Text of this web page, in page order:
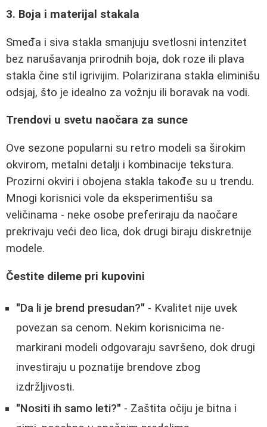
3. Boja i materijal stakala
Smeđa i siva stakla smanjuju svetlosni intenzitet
bez narušavanja prirodnih boja, dok roze ili plava
stakla čine stil igrivijim. Polarizirana stakla eliminišu
odsjaj, što je idealno za vožnju ili boravak na vodi.
Trendovi u svetu naočara za sunce
Ove sezone popularni su retro modeli sa širokim
okvirom, metalni detalji i kombinacije tekstura.
Prozirni okviri i obojena stakla takođe su u trendu.
Mnogi korisnici vole da eksperimentišu sa
veličinama - neke osobe preferiraju da naočare
prekrivaju veći deo lica, dok drugi biraju diskretnije
modele.
Čestite dileme pri kupovini
"Da li je brend presudan?" - Kvalitet nije uvek
povezan sa cenom. Nekim korisnicima ne-
markirani modeli odgovaraju savršeno, dok drugi
investiraju u poznatije brendove zbog
izdržljivosti.
"Nositi ih samo leti?" - Zaštita očiju je bitna i